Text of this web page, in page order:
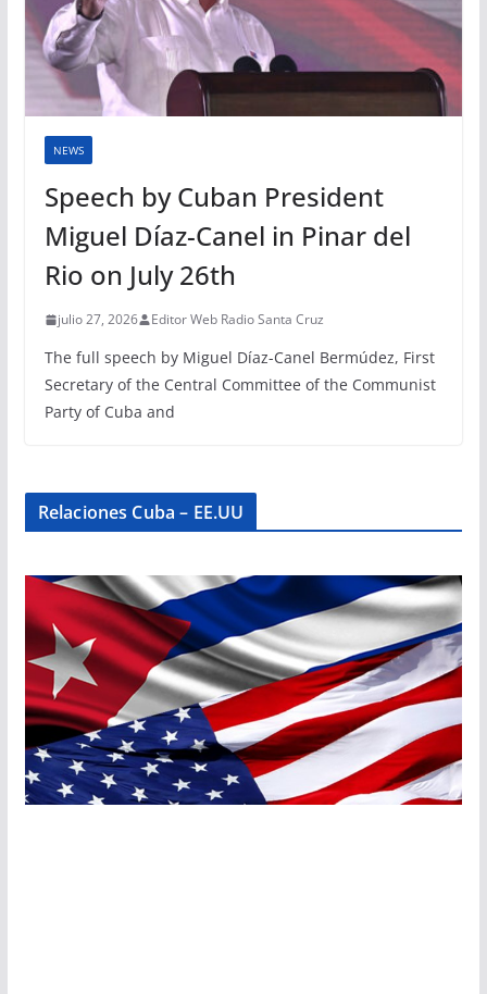
NEWS
Speech by Cuban President
Miguel Díaz-Canel in Pinar del
Rio on July 26th
julio 27, 2026 Editor Web Radio Santa Cruz
The full speech by Miguel Díaz-Canel Bermúdez, First
Secretary of the Central Committee of the Communist
Party of Cuba and
Relaciones Cuba – EE.UU